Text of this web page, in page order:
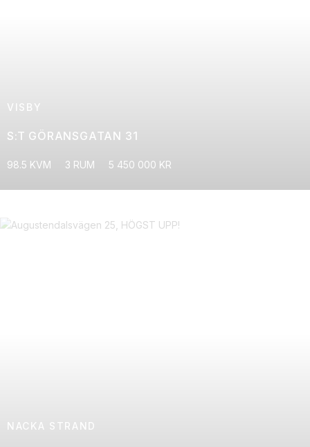
VISBY
S:T GÖRANSGATAN 31
98.5 KVM 3 RUM 5 450 000 KR
NACKA STRAND